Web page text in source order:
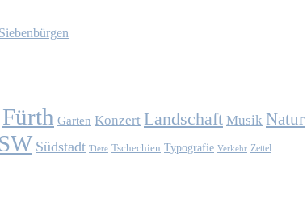
Fürth Garten Konzert Landschaft Musik Natur
SW Südstadt Tiere Tschechien Typografie Verkehr Zettel